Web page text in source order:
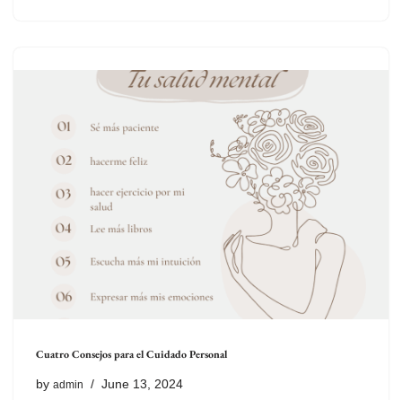
Cuatro Consejos para el Cuidado Personal
by admin June 13, 2024